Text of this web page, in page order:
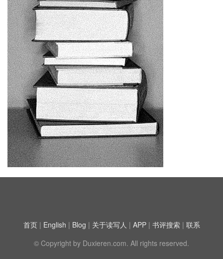
首页| English | Blog | 关于读写人 | APP| 书评搜索| 联系
© Copyright by Duxieren.com. All rights reserved.